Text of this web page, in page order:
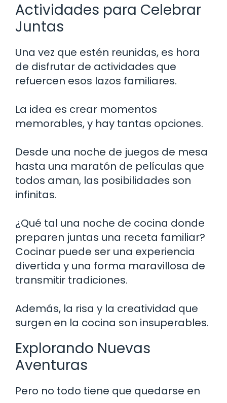
Actividades para Celebrar
Juntas
Una vez que estén reunidas, es hora
de disfrutar de actividades que
refuercen esos lazos familiares.
La idea es crear momentos
memorables, y hay tantas opciones.
Desde una noche de juegos de mesa
hasta una maratón de películas que
todos aman, las posibilidades son
infinitas.
¿Qué tal una noche de cocina donde
preparen juntas una receta familiar?
Cocinar puede ser una experiencia
divertida y una forma maravillosa de
transmitir tradiciones.
Además, la risa y la creatividad que
surgen en la cocina son insuperables.
Explorando Nuevas
Aventuras
Pero no todo tiene que quedarse en